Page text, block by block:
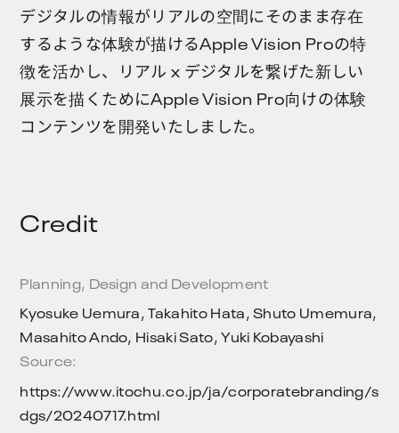
デジタルの情報がリアルの空間にそのまま存在
するような体験が描けるApple Vision Proの特
徴を活かし、リアル x デジタルを繋げた新しい
展示を描くためにApple Vision Pro向けの体験
コンテンツを開発いたしました。
Credit
Planning, Design and Development
Kyosuke Uemura, Takahito Hata, Shuto Umemura,
Masahito Ando, Hisaki Sato, Yuki Kobayashi
Source:
https://www.itochu.co.jp/ja/corporatebranding/s
dgs/20240717.html